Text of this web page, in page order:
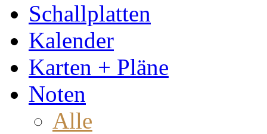
Schallplatten
Kalender
Karten + Pläne
Noten
Alle